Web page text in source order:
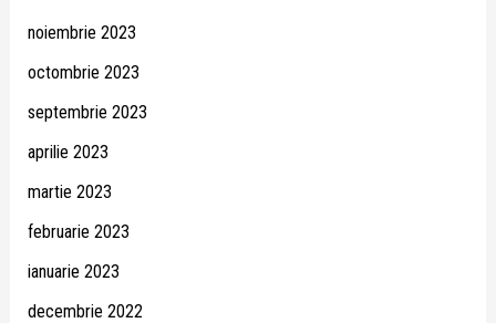
noiembrie 2023
octombrie 2023
septembrie 2023
aprilie 2023
martie 2023
februarie 2023
ianuarie 2023
decembrie 2022